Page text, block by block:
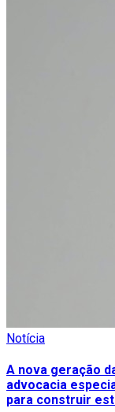
Notícia
A nova geração
advocacia
para construir